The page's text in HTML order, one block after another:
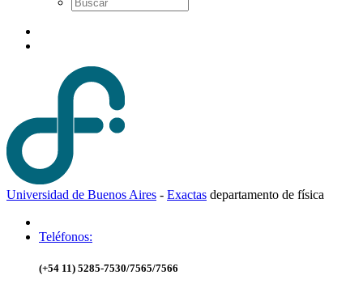
Universidad de Buenos Aires - Exactas departamento de física
Teléfonos:
(+54 11) 5285-7530/7565/7566